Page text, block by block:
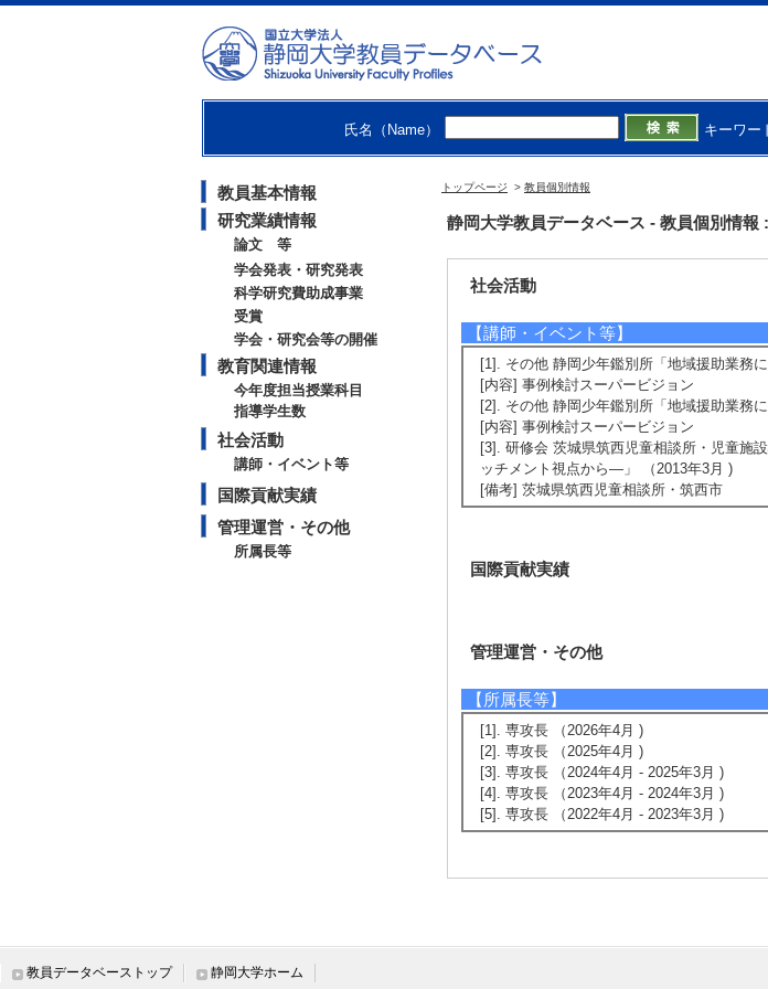
氏名（Name） キーワー
教員基本情報
研究業績情報
論文 等
学会発表・研究発表
科学研究費助成事業
受賞
学会・研究会等の開催
教育関連情報
今年度担当授業科目
指導学生数
社会活動
講師・イベント等
国際貢献実績
管理運営・その他
所属長等
トップページ > 教員個別情報
静岡大学教員データベース - 教員個別情報
2021年度
卒研指導学生数（4年） 4 人
修士指導学生数 4 人
2020年度
卒研指導学生数（4年） 3 人
社会活動
【講師・イベント等】
[1]. その他 静岡少年鑑別所「地域援助業務
[内容] 事例検討スーパービジョン
[2]. その他 静岡少年鑑別所「地域援助業務
[内容] 事例検討スーパービジョン
[3]. 研修会 茨城県筑西児童相談所・児童施
ッチメント視点から―」 （2013年3月 )
[備考] 茨城県筑西児童相談所・筑西市
国際貢献実績
管理運営・その他
【所属長等】
[1]. 専攻長 （2026年4月 )
[2]. 専攻長 （2025年4月 )
[3]. 専攻長 （2024年4月 - 2025年3月 )
[4]. 専攻長 （2023年4月 - 2024年3月 )
[5]. 専攻長 （2022年4月 - 2023年3月 )
教員データベーストップ 静岡大学ホーム